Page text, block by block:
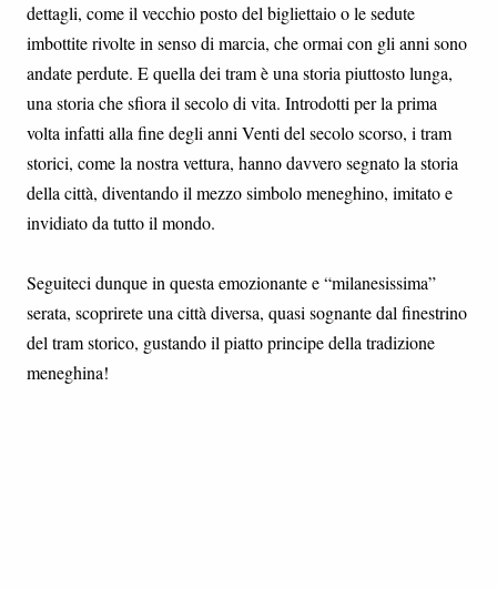
dettagli, come il vecchio posto del bigliettaio o le sedute
imbottite rivolte in senso di marcia, che ormai con gli anni sono
andate perdute. E quella dei tram è una storia piuttosto lunga,
una storia che sfiora il secolo di vita. Introdotti per la prima
volta infatti alla fine degli anni Venti del secolo scorso, i tram
storici, come la nostra vettura, hanno davvero segnato la storia
della città, diventando il mezzo simbolo meneghino, imitato e
invidiato da tutto il mondo.
Seguiteci dunque in questa emozionante e “milanesissima”
serata, scoprirete una città diversa, quasi sognante dal finestrino
del tram storico, gustando il piatto principe della tradizione
meneghina!